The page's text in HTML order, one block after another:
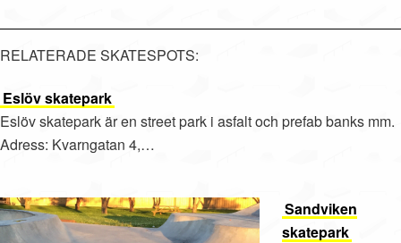
RELATERADE SKATESPOTS:
Eslöv skatepark
Eslöv skatepark är en street park i asfalt och prefab banks mm.
Adress: Kvarngatan 4,…
Sandviken
skatepark